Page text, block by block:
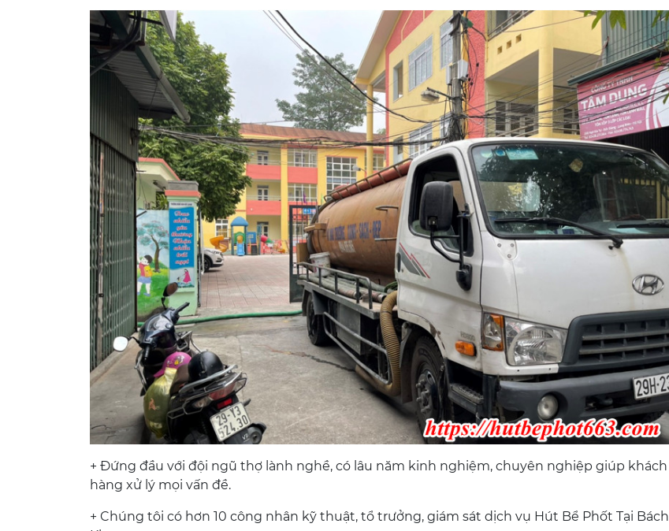
+ Đứng đầu với đội ngũ thợ lành nghề, có lâu năm kinh nghiệm, chuyên nghiệp giúp khách
hàng xử lý mọi vấn đề.
+ Chúng tôi có hơn 10 công nhân kỹ thuật, tổ trưởng, giám sát dịch vụ Hút Bể Phốt Tại Bách